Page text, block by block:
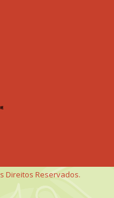
Direitos Reservados.